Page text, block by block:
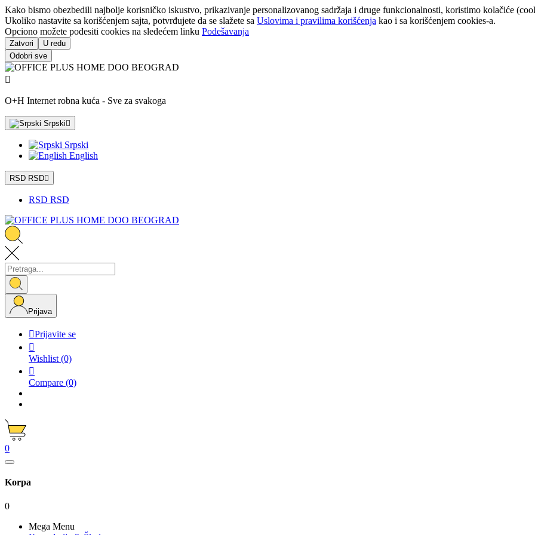
Kako bismo obezbedili najbolje korisničko iskustvo, prikazivanje personalizovanog sadržaja i druge funkcionalnosti, koristimo kolačiće
Ukoliko nastavite sa korišćenjem sajta, potvrđujete da se slažete sa Uslovima i pravilima korišćenja kao i sa korišćenjem cookies-a.
Opciono možete podesiti cookies na sledećem linku Podešavanja
Zatvori
U redu
Odobri sve

O+H Internet robna kuća - Sve za svakoga
Srpski 
Srpski
English
RSD RSD
RSD RSD
Prijava
Prijavite se

Wishlist (0)

Compare (0)
0
Korpa
0
Mega Menu